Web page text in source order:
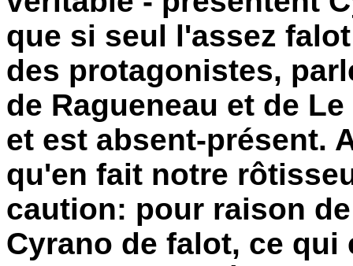
que si seul l'assez
des protagonistes,
de Ragueneau et de
et est absent-présent.
qu'en fait notre
caution: pour raison
Cyrano de falot, ce